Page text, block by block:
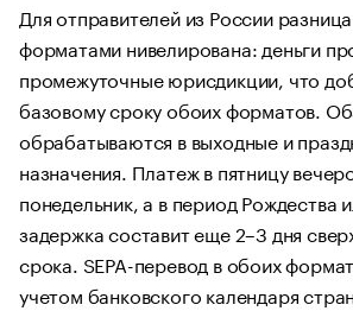
Для отправителей из России
форматами нивелирована: деньги
промежуточные юрисдикции, что
базовому сроку обоих форматов.
обрабатываются в выходные и
назначения. Платеж в пятницу
понедельник, а в период Рождества
задержка составит еще 2–3 дня
срока. SEPA-перевод в обоих
учетом банковского календаря